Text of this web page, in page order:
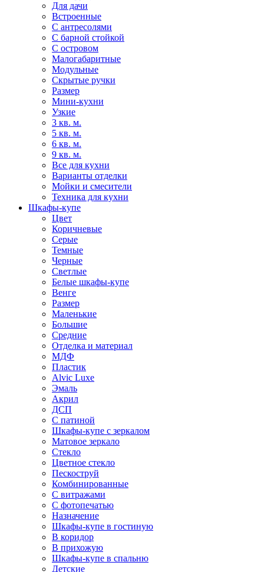
Для дачи
Встроенные
С антресолями
С барной стойкой
С островом
Малогабаритные
Модульные
Скрытые ручки
Размер
Мини-кухни
Узкие
3 кв. м.
5 кв. м.
6 кв. м.
9 кв. м.
Все для кухни
Варианты отделки
Мойки и смесители
Техника для кухни
Шкафы-купе
Цвет
Коричневые
Серые
Темные
Черные
Светлые
Белые шкафы-купе
Венге
Размер
Маленькие
Большие
Средние
Отделка и материал
МДФ
Пластик
Alvic Luxe
Эмаль
Акрил
ДСП
С патиной
Шкафы-купе с зеркалом
Матовое зеркало
Стекло
Цветное стекло
Пескоструй
Комбинированные
С витражами
С фотопечатью
Назначение
Шкафы-купе в гостиную
В коридор
В прихожую
Шкафы-купе в спальню
Детские